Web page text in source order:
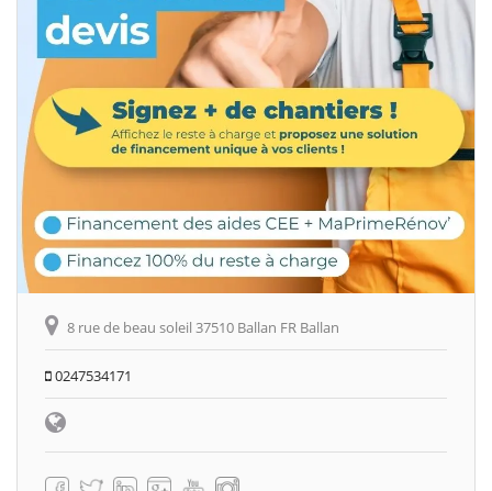
8 rue de beau soleil 37510 Ballan FR Ballan
0247534171